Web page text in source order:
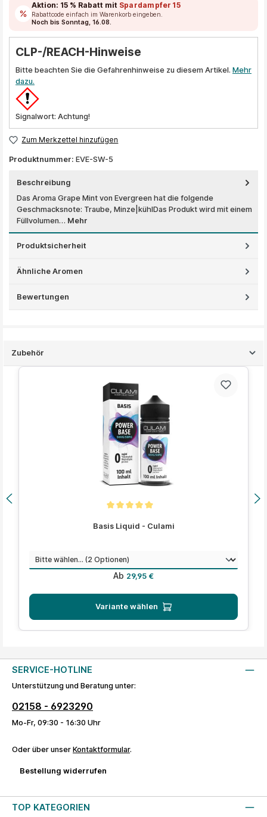
Aktion: 15 % Rabatt mit Spardampfer15
Rabattcode einfach im Warenkorb eingeben.
Noch bis Sonntag, 16.08.
CLP-/REACH-Hinweise
Bitte beachten Sie die Gefahrenhinweise zu diesem Artikel. Mehr
dazu.
Signalwort: Achtung!
Zum Merkzettel hinzufügen
Produktnummer: EVE-SW-5
Beschreibung
Das Aroma Grape Mint von Evergreen hat die folgende
Geschmacksnote: Traube, Minze|kühlDas Produkt wird mit einem
Füllvolumen… Mehr
Produktsicherheit
Ähnliche Aromen
Bewertungen
Zubehör
Produktgalerie überspringen
Basis Liquid - Culami
Mengeauswählen
Regulärer Preis:
Ab 29,95 €
Variante wählen
SERVICE-HOTLINE
Unterstützung und Beratung unter:
02158 - 6923290
Mo-Fr, 09:30 - 16:30 Uhr
Oder über unser Kontaktformular.
Bestellung widerrufen
TOP KATEGORIEN